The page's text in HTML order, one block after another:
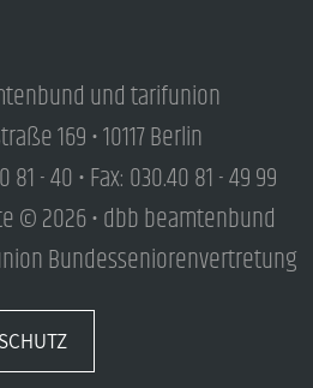
und tarifunion
169 • 10117 Berlin
81 - 40 • Fax: 030.40 81 - 49 99
© 2026 • dbb beamtenbund
Bundesseniorenvertretung